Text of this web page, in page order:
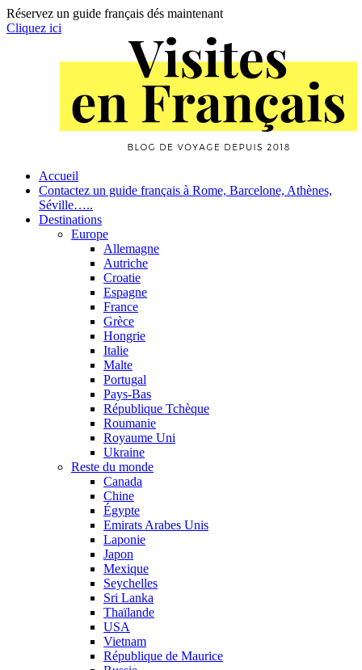
Réservez un guide français dés maintenant
Cliquez ici
Primary
Navigation
Accueil
Contactez un guide français à Rome, Barcelone, Athènes,
Séville…..
Destinations
Europe
Allemagne
Autriche
Croatie
Espagne
France
Grèce
Hongrie
Italie
Malte
Portugal
Pays-Bas
République Tchèque
Roumanie
Royaume Uni
Ukraine
Reste du monde
Canada
Chine
Égypte
Emirats Arabes Unis
Laponie
Japon
Mexique
Seychelles
Sri Lanka
Thaïlande
USA
Vietnam
République de Maurice